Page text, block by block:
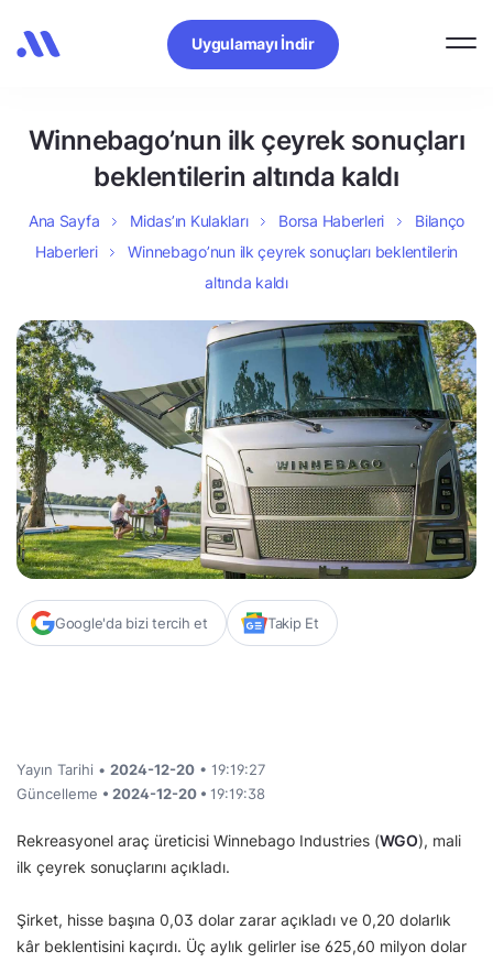
Uygulamayı İndir
Winnebago’nun ilk çeyrek sonuçları
beklentilerin altında kaldı
Ana Sayfa Midas’ın Kulakları Borsa Haberleri
Bilanço
Haberleri
Winnebago’nun ilk çeyrek sonuçları beklentilerin
altında kaldı
Google'da bizi tercih et Takip Et
Yayın Tarihi • 2024-12-20 • 19:19:27
Güncelleme • 2024-12-20 • 19:19:38
Rekreasyonel araç üreticisi Winnebago Industries (WGO), mali
ilk çeyrek sonuçlarını açıkladı.
Şirket, hisse başına 0,03 dolar zarar açıkladı ve 0,20 dolarlık
kâr beklentisini kaçırdı. Üç aylık gelirler ise 625,60 milyon dolar